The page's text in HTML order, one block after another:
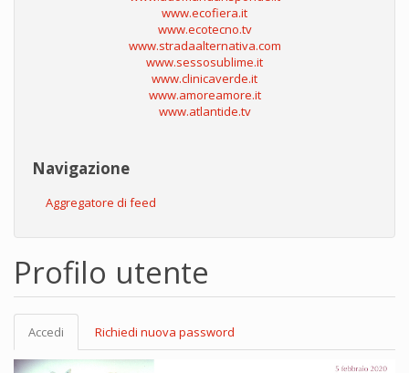
www.ecofiera.it
www.ecotecno.tv
www.stradaalternativa.com
www.sessosublime.it
www.clinicaverde.it
www.amoreamore.it
www.atlantide.tv
Navigazione
Aggregatore di feed
Profilo utente
Schede
primarie
Accedi (scheda
attiva)
Richiedi nuova password